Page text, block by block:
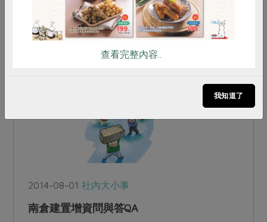
空間作業，產品必須...
2014-08-01社內大小事
南倉建置增資問與答QA
查看完整內容..
我知道了